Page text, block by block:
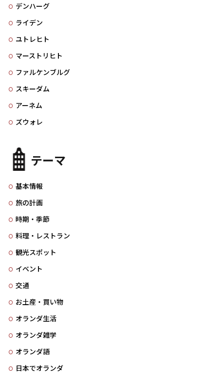
デンハーグ
ライデン
ユトレヒト
マーストリヒト
ファルケンブルグ
スキーダム
アーネム
ズウォレ
テーマ
基本情報
旅の計画
時期・季節
料理・レストラン
観光スポット
イベント
交通
お土産・買い物
オランダ生活
オランダ雑学
オランダ語
日本でオランダ